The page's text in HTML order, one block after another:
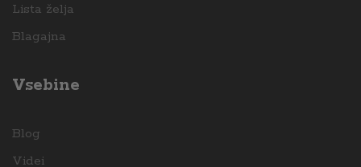
Lista želja
Blagajna
Vsebine
Blog
Videi